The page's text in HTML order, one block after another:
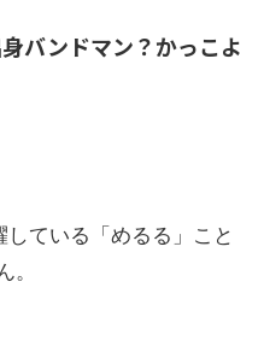
バンドマン？かっこよ
ている「めるる」こと